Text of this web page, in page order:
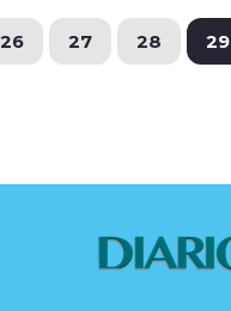
26 27 28 29